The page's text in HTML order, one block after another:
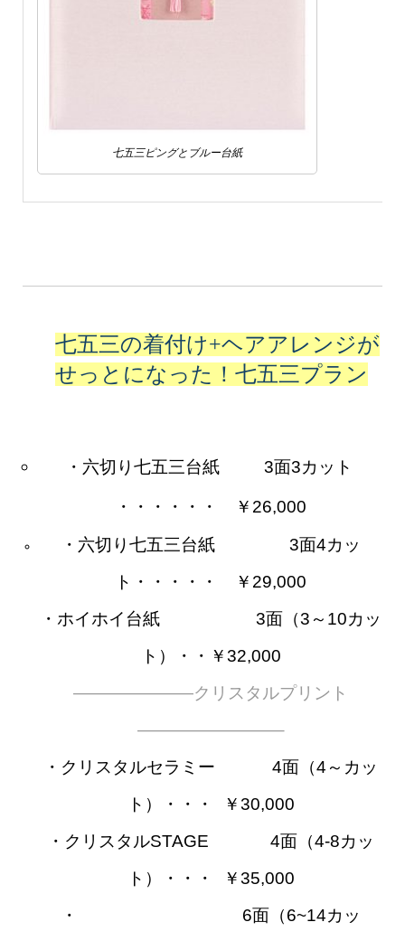
七五三ピングとブルー台紙
七五三の着付け+ヘアアレンジが
せっとになった！七五三プラン
・六切り七五三台紙——– 3面3カット
・・・・・・
￥26,000
・六切り七五三台紙 ————-3面4カッ
ト・・・・・
￥29,000
・ホイホイ台紙 —————–3面（3～10カッ
ト）・・￥32,000
———————クリスタルプリント
————————–
・クリスタルセラミー ———-4面（4～カッ
ト）・・・
￥30,000
・クリスタルSTAGE ———–4面（4-8カッ
ト）・・・
￥35,000
・
6面（6~14カッ